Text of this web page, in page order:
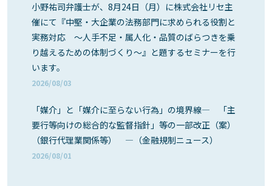
小野祐司弁護士が、8月24日（月）に株式会社リセ主
催にて『中堅・大企業の法務部門に求められる役割と
実務対応 ～人手不足・属人化・品質のばらつきを乗
り越えるための体制づくり～』と題するセミナーを行
います。
2026/08/03
「媒介」と「媒介に至らない行為」の境界線― 「主
要行等向けの総合的な監督指針」等の一部改正（案）
（銀行代理業関係等） ―（金融規制ニュース）
2026/08/01